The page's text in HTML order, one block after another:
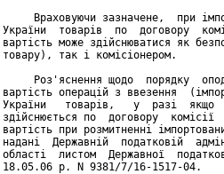
Враховуючи зазначене,  при
України  товарів  по  договору
вартість може здійснюватися як
товару), так і комісіонером.
Роз'яснення щодо  порядку
вартість операцій з ввезення
України   товарів,   у  разі  якщо
здійснюється по  договору
вартість при розмитненні
надані  Державній  податковій
області  листом  Державної
18.05.06 р. N 9381/7/16-1517-04.